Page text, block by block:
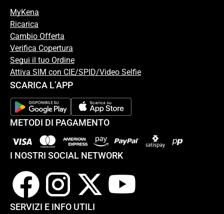
MyKena
Ricarica
Cambio Offerta
Verifica Copertura
Segui il tuo Ordine
Attiva SIM con CIE/SPID/Video Selfie
SCARICA L’APP
METODI DI PAGAMENTO
I NOSTRI SOCIAL NETWORK
SERVIZI E INFO UTILI